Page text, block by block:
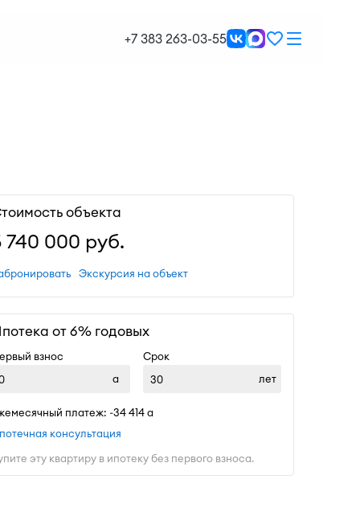
+7 383 263-03-55
объекта
740 000 руб.
Экскурсия на объект
от 6% годовых
взнос
Срок
лет
платеж: ~34 414
консультация
эту квартиру в ипотеку без первого взноса.